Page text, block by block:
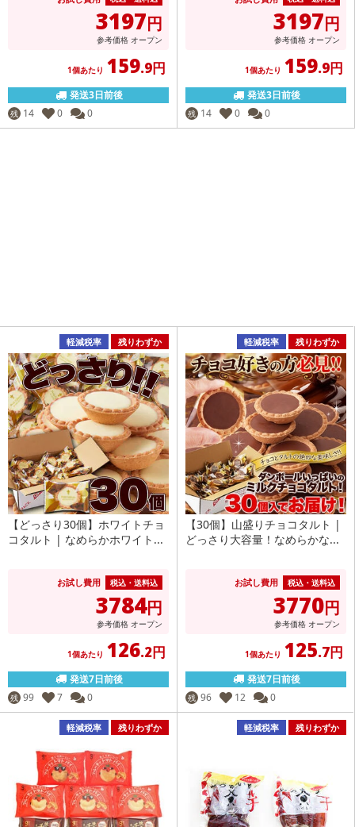
3197円
参考価格 オープン
1個あたり 159.9円
発送3日前後
残 14 0 0
3197円
参考価格 オープン
1個あたり 159.9円
発送3日前後
残 14 0 0
軽減税率 残りわずか
【どっさり30個】ホワイトチョ
コタルト | なめらかホワイト...
お試し費用 税込・送料込
3784円
参考価格 オープン
1個あたり 126.2円
発送7日前後
残 99 7 0
軽減税率 残りわずか
【30個】山盛りチョコタルト |
どっさり大容量！なめらかな...
お試し費用 税込・送料込
3770円
参考価格 オープン
1個あたり 125.7円
発送7日前後
残 96 12 0
軽減税率 残りわずか 軽減税率 残りわずか